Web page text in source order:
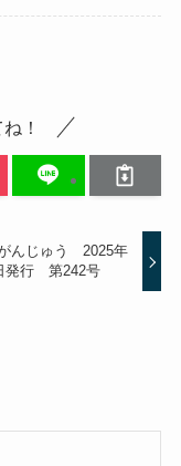
！
んじゅう 2025年
発行 第242号